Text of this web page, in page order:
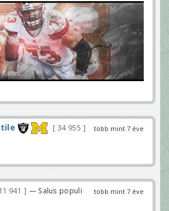
több mint 7 éve
34 955
több mint 7 éve
11 941
— Salus populi